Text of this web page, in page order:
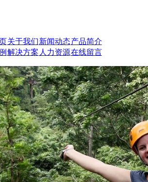
关于我们新闻动态产品简介
解决方案 人力资源在线留言